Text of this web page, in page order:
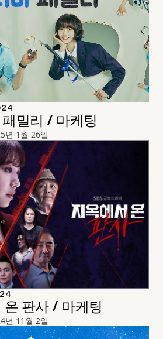
밀리 / 마케팅
년 1월 26일
온 판사 / 마케팅
년 11월 2일